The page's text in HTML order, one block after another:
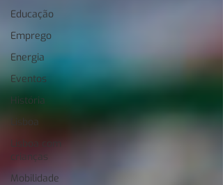
Educação
Emprego
Energia
Eventos
História
Lisboa
Lisboa com
crianças
Mobilidade